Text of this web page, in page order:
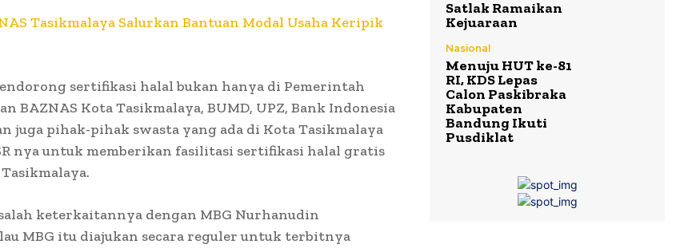
Tasikmalaya Salurkan Bantuan Modal Usaha Keripik
sertifikasi halal bukan hanya di Pemerintah
BAZNAS Kota Tasikmalaya, BUMD, UPZ, Bank Indonesia
juga pihak-pihak swasta yang ada di Kota Tasikmalaya
nya untuk memberikan fasilitasi sertifikasi halal gratis
keterkaitannya dengan MBG Nurhanudin
MBG itu diajukan secara reguler untuk terbitnya
Satlak Ramaikan
Kejuaraan
Nasional
Menuju HUT ke-81
RI, KDS Lepas
Calon Paskibraka
Kabupaten
Bandung Ikuti
Pusdiklat